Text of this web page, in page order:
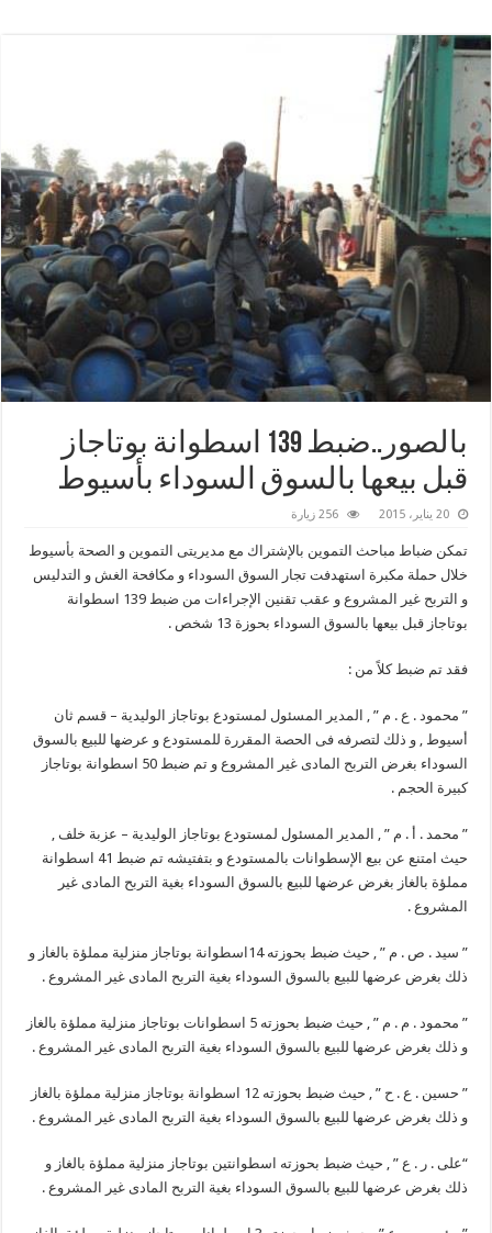
بالصور..ضبط 139 اسطوانة بوتاجاز
قبل بيعها بالسوق السوداء بأسيوط
20 يناير، 2015 256 زيارة
تمكن ضباط مباحث التموين بالإشتراك مع مديريتى التموين و الصحة بأسيوط
خلال حملة مكبرة استهدفت تجار السوق السوداء و مكافحة الغش و التدليس
و التربح غير المشروع و عقب تقنين الإجراءات من ضبط 139 اسطوانة
بوتاجاز قبل بيعها بالسوق السوداء بحوزة 13 شخص .
فقد تم ضبط كلاً من :
” محمود . ع . م ” , المدير المسئول لمستودع بوتاجاز الوليدية – قسم ثان
أسيوط , و ذلك لتصرفه فى الحصة المقررة للمستودع و عرضها للبيع بالسوق
السوداء بغرض التربح المادى غير المشروع و تم ضبط 50 اسطوانة بوتاجاز
كبيرة الحجم .
” محمد . أ . م ” , المدير المسئول لمستودع بوتاجاز الوليدية – عزبة خلف ,
حيث امتنع عن بيع الإسطوانات بالمستودع و بتفتيشه تم ضبط 41 اسطوانة
مملؤة بالغاز بغرض عرضها للبيع بالسوق السوداء بغية التربح المادى غير
المشروع .
” سيد . ص . م ” , حيث ضبط بحوزته 14اسطوانة بوتاجاز منزلية مملؤة بالغاز و
ذلك بغرض عرضها للبيع بالسوق السوداء بغية التربح المادى غير المشروع .
” محمود . م . م ” , حيث ضبط بحوزته 5 اسطوانات بوتاجاز منزلية مملؤة بالغاز
و ذلك بغرض عرضها للبيع بالسوق السوداء بغية التربح المادى غير المشروع .
” حسين . ع . ح ” , حيث ضبط بحوزته 12 اسطوانة بوتاجاز منزلية مملؤة بالغاز
و ذلك بغرض عرضها للبيع بالسوق السوداء بغية التربح المادى غير المشروع .
“على . ر . ع ” , حيث ضبط بحوزته اسطوانتين بوتاجاز منزلية مملؤة بالغاز و
ذلك بغرض عرضها للبيع بالسوق السوداء بغية التربح المادى غير المشروع .